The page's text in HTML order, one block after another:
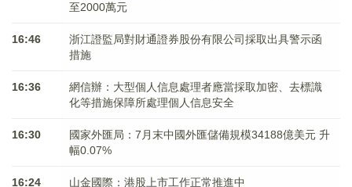
至2000萬元
16:46
浙江證監局對財通證券股份有限公司採取出具警示函
措施
16:36
網信辦：大型個人信息處理者應當採取加密、去標識
化等措施保障所處理個人信息安全
16:30
國家外匯局：7月末中國外匯儲備規模34188億美元 升
幅0.07%
16:24 山金國際：港股上市工作正常推進中